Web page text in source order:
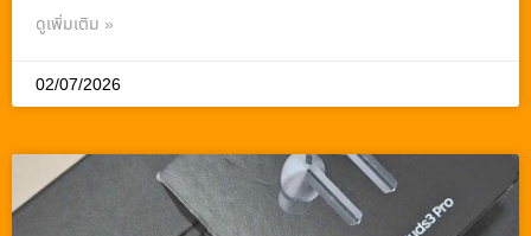
ดูเพิ่มเติม »
02/07/2026